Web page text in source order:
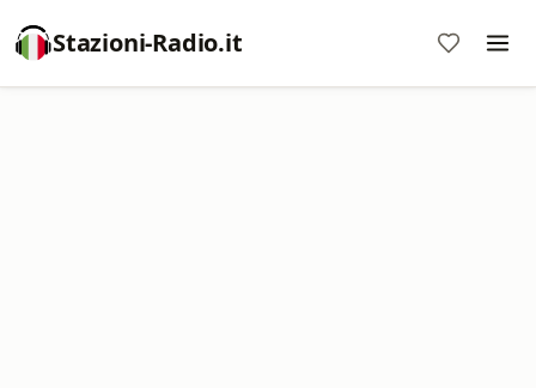
Stazioni-Radio.it